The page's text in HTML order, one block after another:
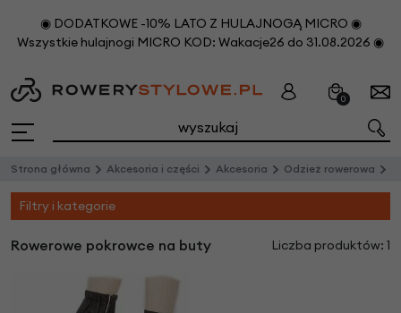
◉ DODATKOWE -10% LATO Z HULAJNOGĄ MICRO ◉
Wszystkie hulajnogi MICRO KOD: Wakacje26 do 31.08.2026 ◉
0
Strona główna Akcesoria i części Akcesoria Odzież rowerowa
Filtry i kategorie
Rowerowe pokrowce na buty Liczba produktów: 1